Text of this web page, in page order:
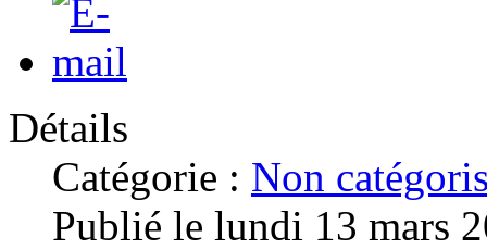
Détails
Catégorie : Non
Publié le lundi 13 mars